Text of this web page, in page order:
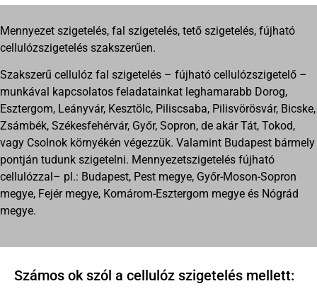
Mennyezet szigetelés, fal szigetelés, tető szigetelés, fújható
cellulózszigetelés szakszerűen.
Szakszerű cellulóz fal szigetelés – fújható cellulózszigetelő –
munkával kapcsolatos feladatainkat leghamarabb Dorog,
Esztergom, Leányvár, Kesztölc, Piliscsaba, Pilisvörösvár, Bicske,
Zsámbék, Székesfehérvár, Győr, Sopron, de akár Tát, Tokod,
vagy Csolnok környékén végezzük. Valamint Budapest bármely
pontján tudunk szigetelni. Mennyezetszigetelés fújható
cellulózzal– pl.: Budapest, Pest megye, Győr-Moson-Sopron
megye, Fejér megye, Komárom-Esztergom megye és Nógrád
megye.
Számos ok szól a cellulóz szigetelés mellett: